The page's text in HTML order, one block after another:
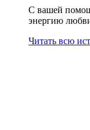
С вашей
энергию
Читать всю